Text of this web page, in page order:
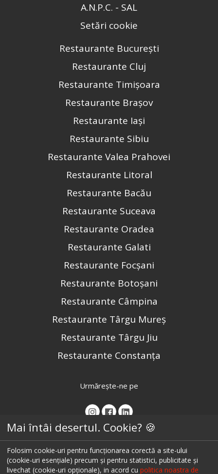
A.N.P.C. - SAL
Setări cookie
Restaurante București
Restaurante Cluj
Restaurante Timișoara
Restaurante Brașov
Restaurante Iași
Restaurante Sibiu
Restaurante Valea Prahovei
Restaurante Litoral
Restaurante Bacău
Restaurante Suceava
Restaurante Oradea
Restaurante Galati
Restaurante Focșani
Restaurante Botoșani
Restaurante Câmpina
Restaurante Târgu Mureș
Restaurante Târgu Jiu
Restaurante Constanța
Urmărește-ne pe
Mai întâi desertul. Cookie? 🍪
Folosim cookie-uri pentru funcționarea corectă a site-ului
(cookie-uri esențiale) precum și pentru statistici, publicitate și
livechat (cookie-uri opționale), in acord cu politica noastra de